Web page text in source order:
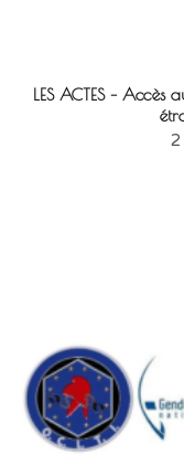
LES ACTES – Accès